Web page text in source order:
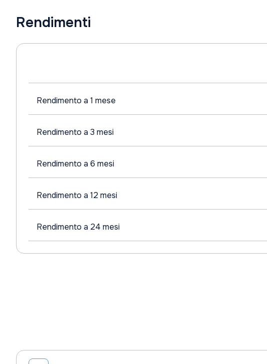
Rendimenti
Rendimento a 1 mese
Rendimento a 3 mesi
Rendimento a 6 mesi
Rendimento a 12 mesi
Rendimento a 24 mesi